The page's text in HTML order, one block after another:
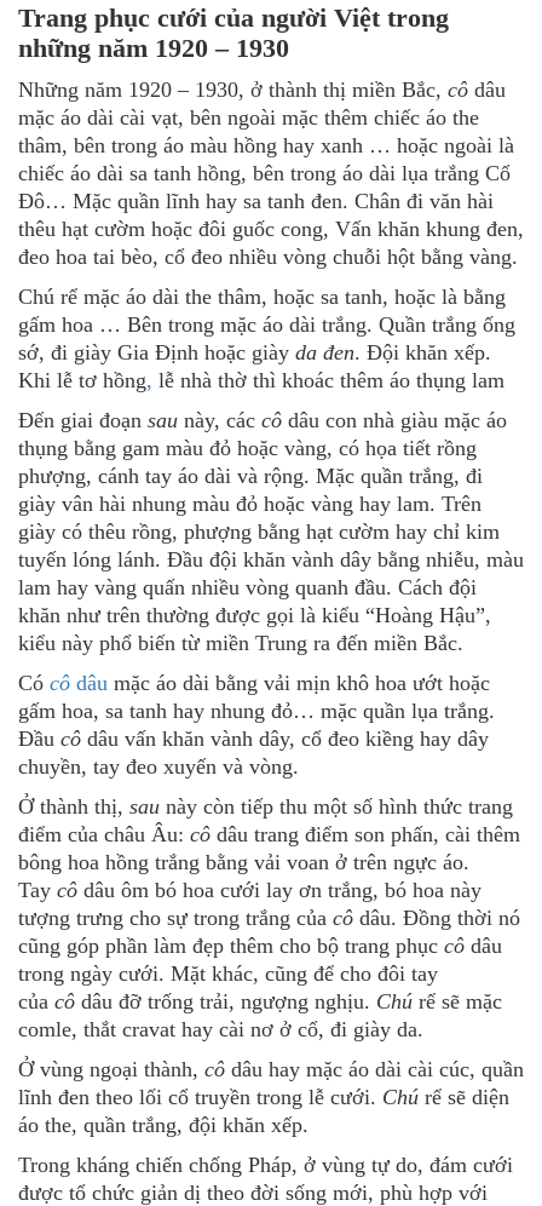
Trang phục cưới của người Việt trong
những năm 1920 – 1930
Những năm 1920 – 1930, ở thành thị miền Bắc, cô dâu
mặc áo dài cài vạt, bên ngoài mặc thêm chiếc áo the
thâm, bên trong áo màu hồng hay xanh … hoặc ngoài là
chiếc áo dài sa tanh hồng, bên trong áo dài lụa trắng Cổ
Đô… Mặc quần lĩnh hay sa tanh đen. Chân đi văn hài
thêu hạt cườm hoặc đôi guốc cong, Vấn khăn khung đen,
đeo hoa tai bèo, cổ đeo nhiều vòng chuỗi hột bằng vàng.
Chú rể mặc áo dài the thâm, hoặc sa tanh, hoặc là bằng
gấm hoa … Bên trong mặc áo dài trắng. Quần trắng ống
sớ, đi giày Gia Định hoặc giày da đen. Đội khăn xếp.
Khi lễ tơ hồng, lễ nhà thờ thì khoác thêm áo thụng lam
Đến giai đoạn sau này, các cô dâu con nhà giàu mặc áo
thụng bằng gam màu đỏ hoặc vàng, có họa tiết rồng
phượng, cánh tay áo dài và rộng. Mặc quần trắng, đi
giày vân hài nhung màu đỏ hoặc vàng hay lam. Trên
giày có thêu rồng, phượng bằng hạt cườm hay chỉ kim
tuyến lóng lánh. Đầu đội khăn vành dây bằng nhiễu, màu
lam hay vàng quấn nhiều vòng quanh đầu. Cách đội
khăn như trên thường được gọi là kiểu “Hoàng Hậu”,
kiểu này phổ biến từ miền Trung ra đến miền Bắc.
Có cô dâu mặc áo dài bằng vải mịn khô hoa ướt hoặc
gấm hoa, sa tanh hay nhung đỏ… mặc quần lụa trắng.
Đầu cô dâu vấn khăn vành dây, cổ đeo kiềng hay dây
chuyền, tay đeo xuyến và vòng.
Ở thành thị, sau này còn tiếp thu một số hình thức trang
điểm của châu Âu: cô dâu trang điểm son phấn, cài thêm
bông hoa hồng trắng bằng vải voan ở trên ngực áo.
Tay cô dâu ôm bó hoa cưới lay ơn trắng, bó hoa này
tượng trưng cho sự trong trắng của cô dâu. Đồng thời nó
cũng góp phần làm đẹp thêm cho bộ trang phục cô dâu
trong ngày cưới. Mặt khác, cũng để cho đôi tay
của cô dâu đỡ trống trải, ngượng nghịu. Chú rể sẽ mặc
comle, thắt cravat hay cài nơ ở cổ, đi giày da.
Ở vùng ngoại thành, cô dâu hay mặc áo dài cài cúc, quần
lĩnh đen theo lối cổ truyền trong lễ cưới. Chú rể sẽ diện
áo the, quần trắng, đội khăn xếp.
Trong kháng chiến chống Pháp, ở vùng tự do, đám cưới
được tổ chức giản dị theo đời sống mới, phù hợp với